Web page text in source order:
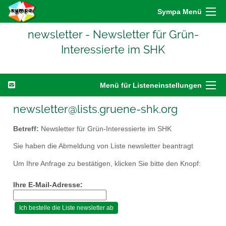
Sympa Menü
newsletter - Newsletter für Grün-
Interessierte im SHK
Menü für Listeneinstellungen
newsletter@lists.gruene-shk.org
Betreff: Newsletter für Grün-Interessierte im SHK
Sie haben die Abmeldung von Liste newsletter beantragt
Um Ihre Anfrage zu bestätigen, klicken Sie bitte den Knopf:
Ihre E-Mail-Adresse: